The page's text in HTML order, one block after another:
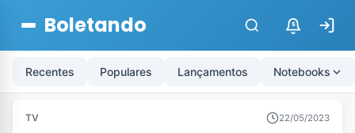
Boletando $
Recentes Populares Lançamentos Notebooks
TV 22/05/2023